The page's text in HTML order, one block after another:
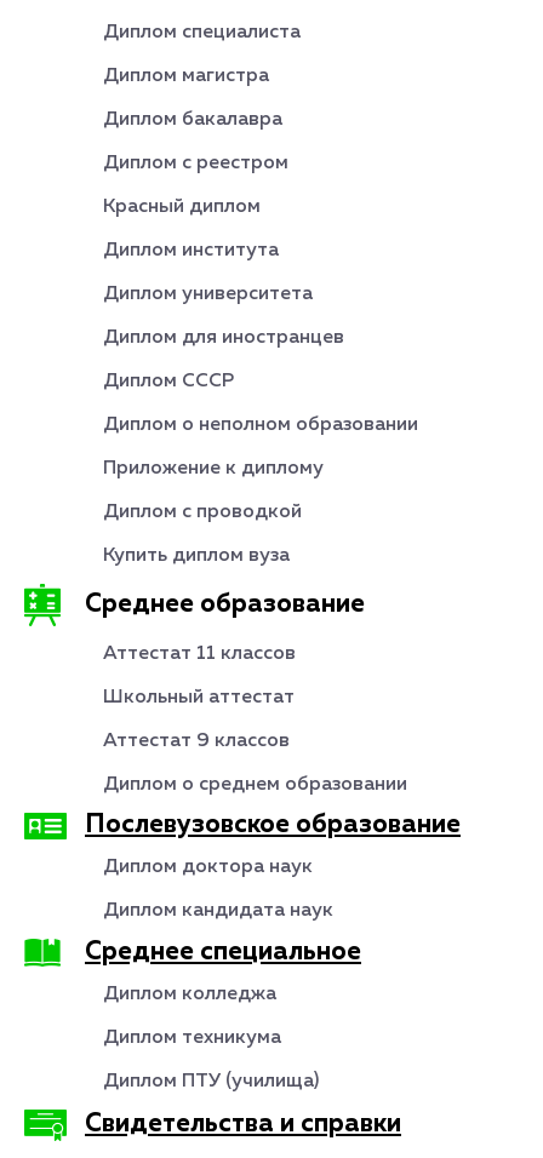
Диплом специалиста
Диплом магистра
Диплом бакалавра
Диплом с реестром
Красный диплом
Диплом института
Диплом университета
Диплом для иностранцев
Диплом СССР
Диплом о неполном образовании
Приложение к диплому
Диплом с проводкой
Купить диплом вуза
Среднее образование
Аттестат 11 классов
Школьный аттестат
Аттестат 9 классов
Диплом о среднем образовании
Послевузовское образование
Диплом доктора наук
Диплом кандидата наук
Среднее специальное
Диплом колледжа
Диплом техникума
Диплом ПТУ (училища)
Свидетельства и справки